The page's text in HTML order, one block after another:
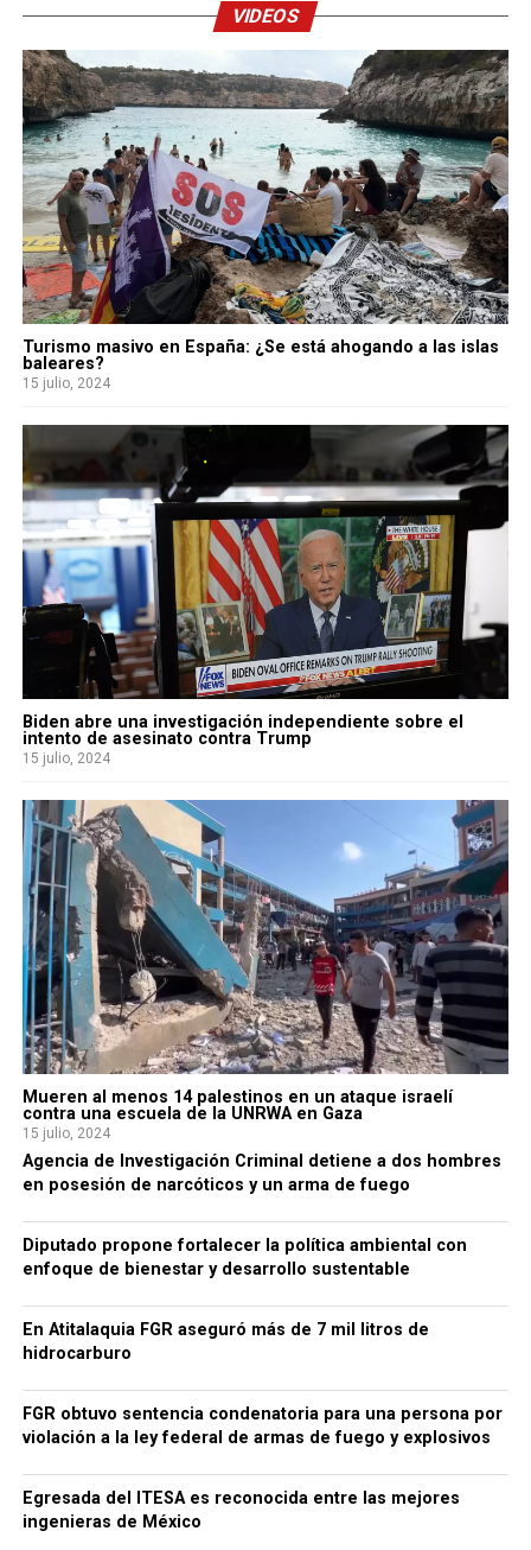
VIDEOS
Turismo masivo en España: ¿Se está ahogando a las islas
baleares?
15 julio, 2024
Biden abre una investigación independiente sobre el
intento de asesinato contra Trump
15 julio, 2024
Mueren al menos 14 palestinos en un ataque israelí
contra una escuela de la UNRWA en Gaza
15 julio, 2024
Agencia de Investigación Criminal detiene a dos hombres
en posesión de narcóticos y un arma de fuego
Diputado propone fortalecer la política ambiental con
enfoque de bienestar y desarrollo sustentable
En Atitalaquia FGR aseguró más de 7 mil litros de
hidrocarburo
FGR obtuvo sentencia condenatoria para una persona por
violación a la ley federal de armas de fuego y explosivos
Egresada del ITESA es reconocida entre las mejores
ingenieras de México